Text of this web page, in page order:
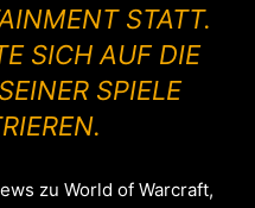
STATT.
SICH AUF DIE
SPIELE
zu World of Warcraft,